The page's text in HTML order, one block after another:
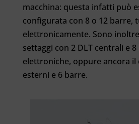
macchina: questa infatti può
configurata con 8 o 12 barre,
elettronicamente. Sono
settaggi con 2 DLT centrali e
elettroniche, oppure ancora il
esterni e 6 barre.